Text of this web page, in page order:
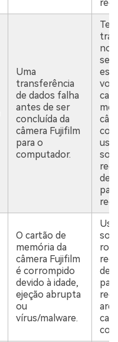
Uma
transferência
de dados falha
antes de ser
concluída da
câmera Fujifilm
para o
computador.
se
use
de
O cartão de
memória da
câmera Fujifilm
é corrompido
devido à idade,
ejeção abrupta
ou
vírus/malware.
de
para